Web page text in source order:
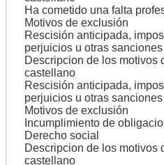
Ha cometido una falta
Motivos de exclusión
Rescisión anticipada,
perjuicios u otras
Descripcion de los motivos
castellano
Rescisión anticipada,
perjuicios u otras
Motivos de exclusión
Incumplimiento de
Derecho social
Descripcion de los motivos
castellano